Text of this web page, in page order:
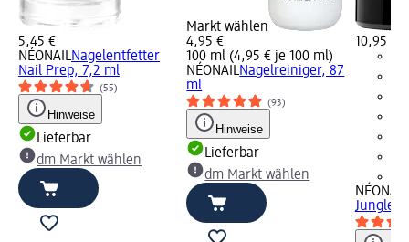
5,45 €
NÉONAILNagelentfetter
Nail Prep, 7,2 ml
(55)
Hinweise
Lieferbar
dm Markt wählen
Markt wählen
4,95 €
100 ml (4,95 € je 100 ml)
NÉONAILNagelreiniger, 87
ml
(93)
Hinweise
Lieferbar
dm Markt wählen
10,95 €
NÉONAIL
Jungle